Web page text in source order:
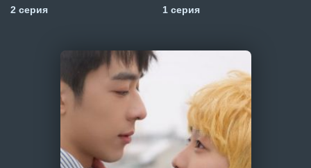
2 серия 1 серия